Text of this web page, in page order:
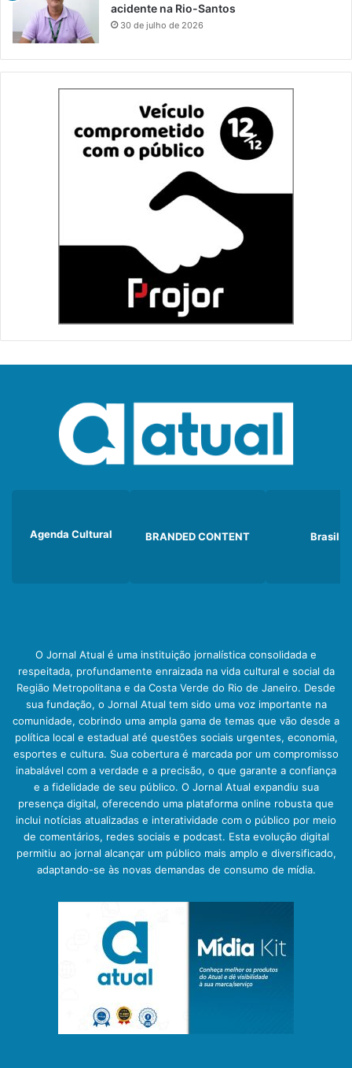
acidente na Rio-Santos
30 de julho de 2026
Agenda Cultural BRANDED CONTENT Brasil
O Jornal Atual é uma instituição jornalística consolidada e
respeitada, profundamente enraizada na vida cultural e social da
Região Metropolitana e da Costa Verde do Rio de Janeiro. Desde
sua fundação, o Jornal Atual tem sido uma voz importante na
comunidade, cobrindo uma ampla gama de temas que vão desde a
política local e estadual até questões sociais urgentes, economia,
esportes e cultura. Sua cobertura é marcada por um compromisso
inabalável com a verdade e a precisão, o que garante a confiança
e a fidelidade de seu público. O Jornal Atual expandiu sua
presença digital, oferecendo uma plataforma online robusta que
inclui notícias atualizadas e interatividade com o público por meio
de comentários, redes sociais e podcast. Esta evolução digital
permitiu ao jornal alcançar um público mais amplo e diversificado,
adaptando-se às novas demandas de consumo de mídia.